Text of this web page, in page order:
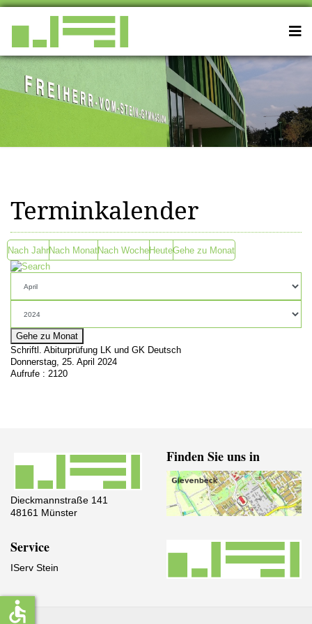
Terminkalender
Nach JahrNach MonatNach WocheHeuteGehe zu Monat
Gehe zu Monat
Schriftl. Abiturprüfung LK und GK Deutsch
Donnerstag, 25. April 2024
Aufrufe : 2120
Dieckmannstraße 141
48161 Münster
Finden Sie uns in
Service
IServ Stein
accessible